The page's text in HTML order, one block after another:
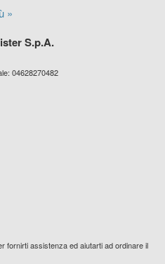
»
S.p.A.
04628270482
fornirti assistenza ed aiutarti ad ordinare il